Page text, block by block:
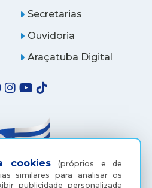
cookies (próprios e de
similares para analisar os
publicidade personalizada
Secretarias
Ouvidoria
Araçatuba Digital